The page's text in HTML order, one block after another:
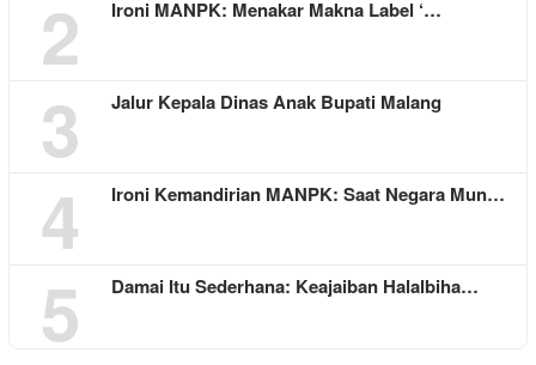
2 Ironi MANPK: Menakar Makna Label ‘…
3 Jalur Kepala Dinas Anak Bupati Malang
4 Ironi Kemandirian MANPK: Saat Negara Mun…
5 Damai Itu Sederhana: Keajaiban Halalbiha…